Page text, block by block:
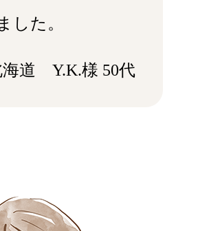
した。
海道 Y.K.様 50代